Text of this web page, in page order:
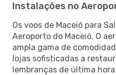
Instalações no
Os voos de Maceió para
Aeroporto do Maceió. O
ampla gama de
lojas sofisticadas a
lembranças de última